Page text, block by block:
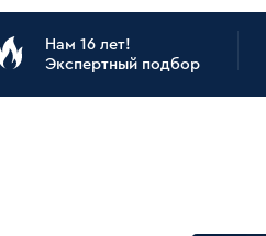
Нам 16 лет!
Экспертный подбор